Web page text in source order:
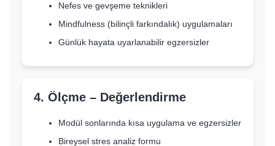
Nefes ve gevşeme teknikleri
Mindfulness (bilinçli farkındalık) uygulamaları
Günlük hayata uyarlanabilir egzersizler
4. Ölçme – Değerlendirme
Modül sonlarında kısa uygulama ve egzersizler
Bireysel stres analiz formu